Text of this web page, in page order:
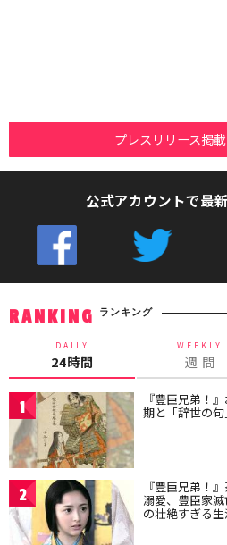
プレスリリース掲
公式アカウントで最
RANKING ランキング
DAILY
24時間
WEEKLY
週 間
1 『豊臣兄弟！
期と「辞世の
2 『豊臣兄弟！
溺愛、豊臣家
の壮絶すぎる